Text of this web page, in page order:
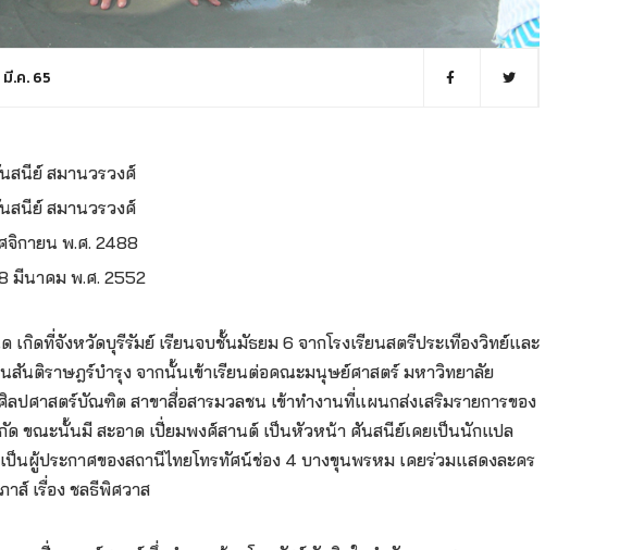
มี.ค. 65
สนีย์ สมานวรวงศ์
สนีย์ สมานวรวงศ์
จิกายน พ.ศ. 2488
มีนาคม พ.ศ. 2552
เกิดที่จังหวัดบุรีรัมย์ เรียนจบชั้นมัธยม 6 จากโรงเรียนสตรีประเทืองวิทย์และ
นสันติราษฎร์บำรุง จากนั้นเข้าเรียนต่อคณะมนุษย์ศาสตร์ มหาวิทยาลัย
ปศาสตร์บัณฑิต สาขาสื่อสารมวลชน เข้าทำงานที่แผนกส่งเสริมรายการของ
ด ขณะนั้นมี สะอาด เปี่ยมพงศ์สานต์ เป็นหัวหน้า ศันสนีย์เคยเป็นนักแปล
ป็นผู้ประกาศของสถานีไทยโทรทัศน์ช่อง 4 บางขุนพรหม เคยร่วมแสดงละคร
ส์ เรื่อง ชลธีพิศวาส